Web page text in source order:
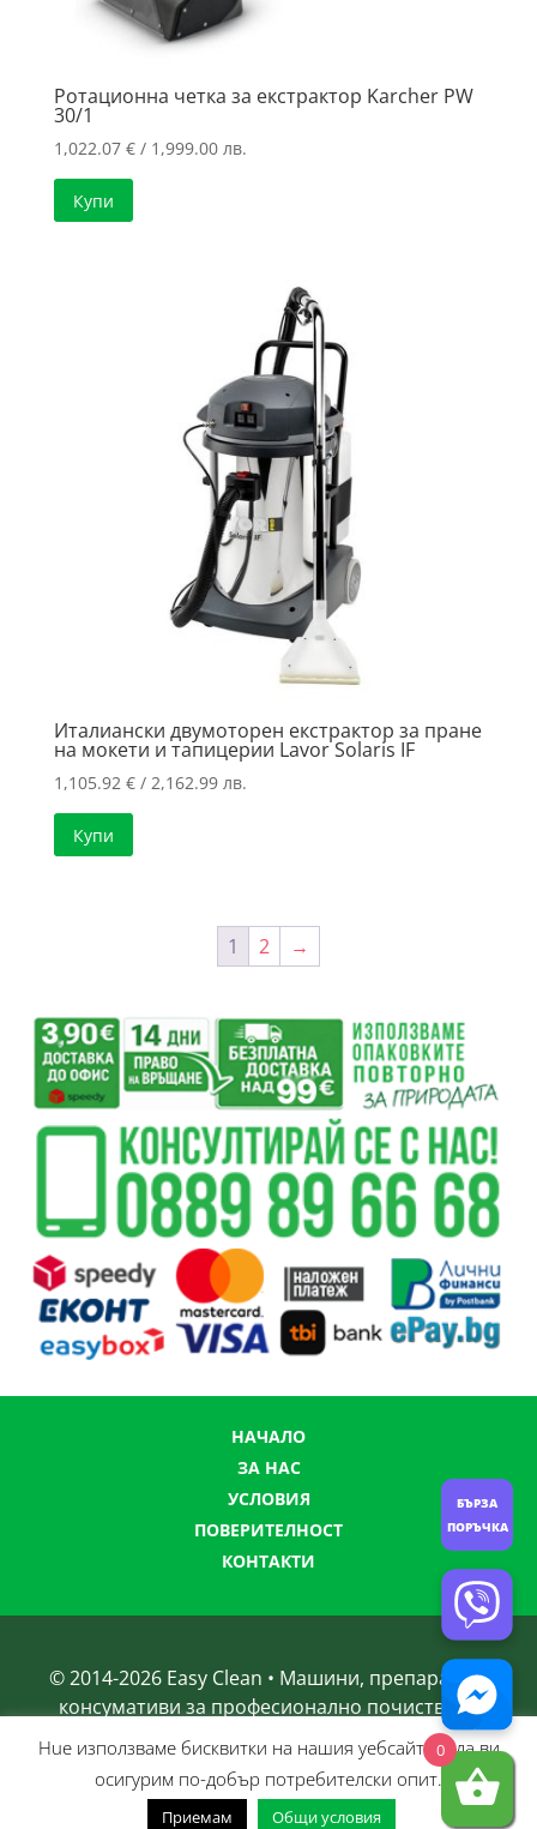
Ротационна четка за екстрактор Karcher PW
30/1
1,022.07 €/ 1,999.00 лв.
Купи
Италиански двумоторен екстрактор за пране
на мокети и тапицерии Lavor Solaris IF
1,105.92 €/ 2,162.99 лв.
Купи
1 2 →
НАЧАЛО
ЗА НАС
УСЛОВИЯ
ПОВЕРИТЕЛНОСТ
КОНТАКТИ
© 2014-2026 Easy Clean • Машини, препарати и
консумативи за професионално почистване
Нue използвамe бисквитки на нашия уебсайт, за да ви
осигурим по-добър потребителски опит.
Приемам Общи условия
0
БЪРЗА
ПОРЪЧКА